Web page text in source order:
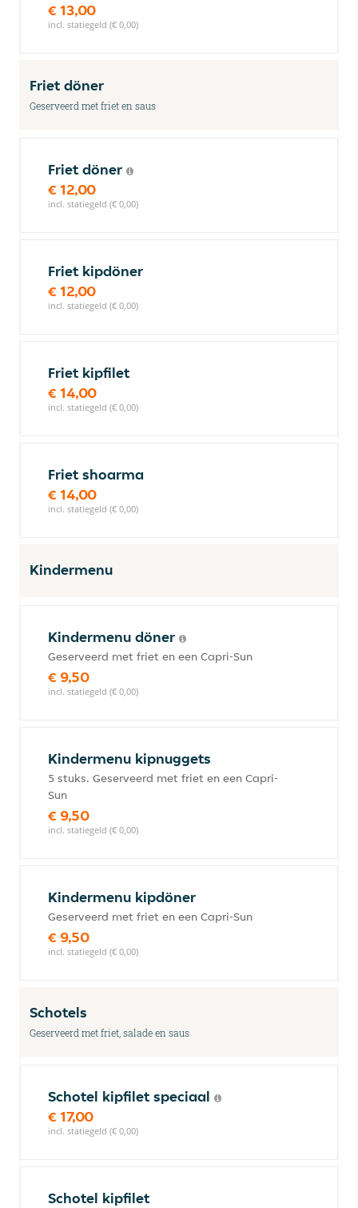
€ 13,00
incl. statiegeld (€ 0,00)
Friet döner
Geserveerd met friet en saus
Friet döner
€ 12,00
incl. statiegeld (€ 0,00)
Friet kipdöner
€ 12,00
incl. statiegeld (€ 0,00)
Friet kipfilet
€ 14,00
incl. statiegeld (€ 0,00)
Friet shoarma
€ 14,00
incl. statiegeld (€ 0,00)
Kindermenu
Kindermenu döner
Geserveerd met friet en een Capri-Sun
€ 9,50
incl. statiegeld (€ 0,00)
Kindermenu kipnuggets
5 stuks. Geserveerd met friet en een Capri-
Sun
€ 9,50
incl. statiegeld (€ 0,00)
Kindermenu kipdöner
Geserveerd met friet en een Capri-Sun
€ 9,50
incl. statiegeld (€ 0,00)
Schotels
Geserveerd met friet, salade en saus
Schotel kipfilet speciaal
€ 17,00
incl. statiegeld (€ 0,00)
Schotel kipfilet